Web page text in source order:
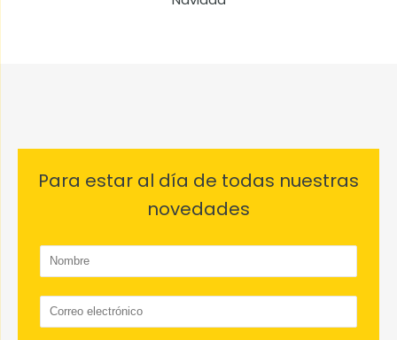
Para estar al día de todas nuestras
novedades